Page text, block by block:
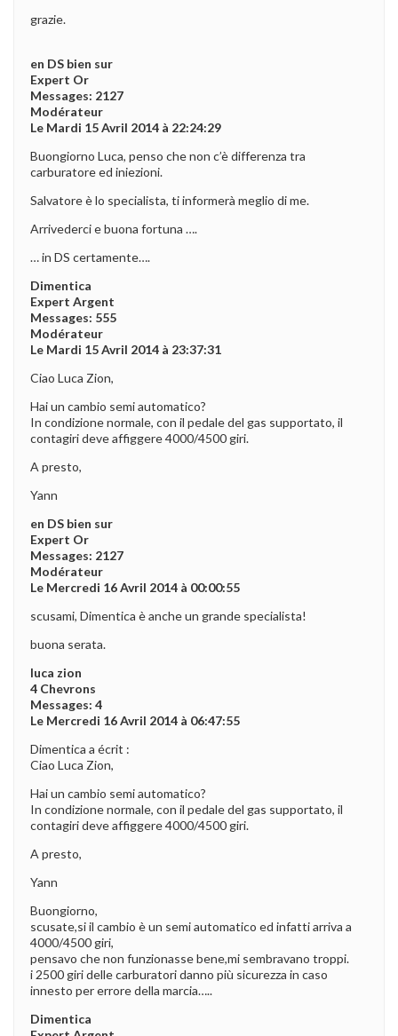
grazie.
en DS bien sur
Expert Or
Messages: 2127
Modérateur
Le Mardi 15 Avril 2014 à 22:24:29
Buongiorno Luca, penso che non c’è differenza tra
carburatore ed iniezioni.
Salvatore è lo specialista, ti informerà meglio di me.
Arrivederci e buona fortuna ….
… in DS certamente….
Dimentica
Expert Argent
Messages: 555
Modérateur
Le Mardi 15 Avril 2014 à 23:37:31
Ciao Luca Zion,
Hai un cambio semi automatico?
In condizione normale, con il pedale del gas supportato, il
contagiri deve affiggere 4000/4500 giri.
A presto,
Yann
en DS bien sur
Expert Or
Messages: 2127
Modérateur
Le Mercredi 16 Avril 2014 à 00:00:55
scusami, Dimentica è anche un grande specialista!
buona serata.
luca zion
4 Chevrons
Messages: 4
Le Mercredi 16 Avril 2014 à 06:47:55
Dimentica a écrit :
Ciao Luca Zion,
Hai un cambio semi automatico?
In condizione normale, con il pedale del gas supportato, il
contagiri deve affiggere 4000/4500 giri.
A presto,
Yann
Buongiorno,
scusate,si il cambio è un semi automatico ed infatti arriva a
4000/4500 giri,
pensavo che non funzionasse bene,mi sembravano troppi.
i 2500 giri delle carburatori danno più sicurezza in caso
innesto per errore della marcia…..
Dimentica